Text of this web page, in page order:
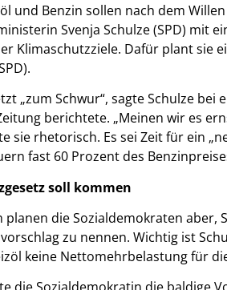
und Benzin sollen nach dem
Svenja Schulze (SPD) mit
Klimaschutzziele. Dafür plant sie
„zum Schwur“, sagte Schulze
berichtete. „Meinen wir es
sie rhetorisch. Es sei Zeit für ein
fast 60 Prozent des
soll kommen
planen die Sozialdemokraten
zu nennen. Wichtig ist
keine Nettomehrbelastung für